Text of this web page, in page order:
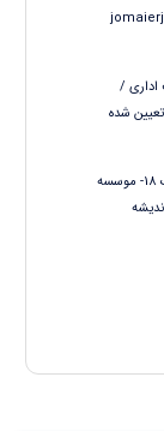
اداری /
شده
تهران- خیابان فارابی- پلاک 18- موسسه